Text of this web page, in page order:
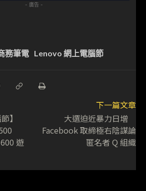
- 廣告 -
務筆電 Lenovo 網上電腦節
】
遊
下一篇文章
大選迫近暴力日增
Facebook 取締極右陰謀論
匿名者 Q 組織